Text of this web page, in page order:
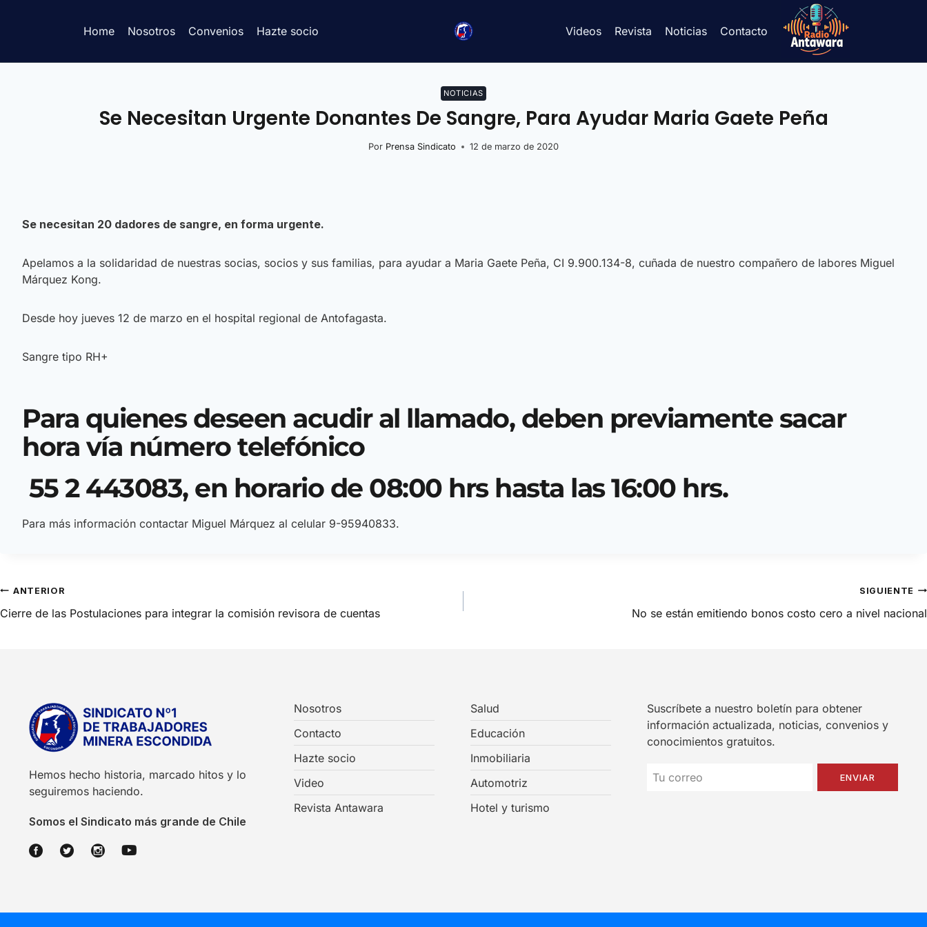
Home Nosotros Convenios Hazte socio Videos Revista Noticias Contacto
NOTICIAS
Se Necesitan Urgente Donantes De Sangre, Para Ayudar Maria Gaete Peña
Por Prensa Sindicato 12 de marzo de 2020
Se necesitan 20 dadores de sangre, en forma urgente.
Apelamos a la solidaridad de nuestras socias, socios y sus familias, para ayudar a Maria Gaete Peña, CI 9.900.134-8, cuñada de nuestro compañero de labores Miguel
Márquez Kong.
Desde hoy jueves 12 de marzo en el hospital regional de Antofagasta.
Sangre tipo RH+
Para quienes deseen acudir al llamado, deben previamente sacar
hora vía número telefónico
55 2 443083, en horario de 08:00 hrs hasta las 16:00 hrs.
Para más información contactar Miguel Márquez al celular 9-95940833.
ANTERIOR
Cierre de las Postulaciones para integrar la comisión revisora de cuentas
SIGUIENTE
No se están emitiendo bonos costo cero a nivel nacional
Hemos hecho historia, marcado hitos y lo
seguiremos haciendo.
Somos el Sindicato más grande de Chile
Nosotros
Contacto
Hazte socio
Video
Revista Antawara
Salud
Educación
Inmobiliaria
Automotriz
Hotel y turismo
Suscríbete a nuestro boletín para obtener
información actualizada, noticias, convenios y
conocimientos gratuitos.
ENVIAR